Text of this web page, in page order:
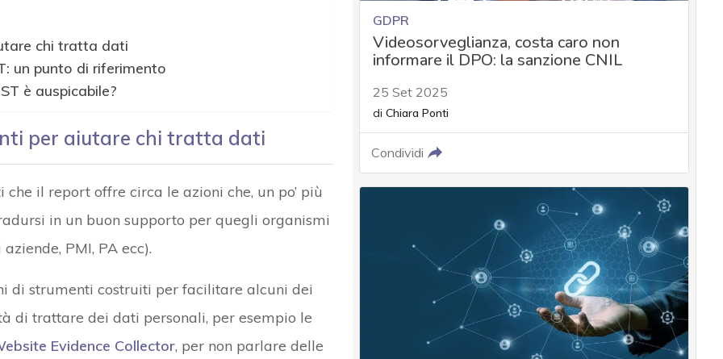
chi tratta dati
un punto di riferimento
è auspicabile?
per aiutare chi tratta dati
il report offre circa le azioni che, un po’ più
in un buon supporto per quegli organismi
PMI, PA ecc).
di strumenti costruiti per facilitare alcuni dei
di trattare dei dati personali, per esempio le
Evidence Collector, per non parlare delle
GDPR
Videosorveglianza, costa caro non
informare il DPO: la sanzione CNIL
25 Set 2025
di Chiara Ponti
Condividi